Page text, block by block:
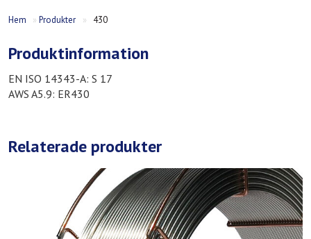
Hem »Produkter » 430
Produktinformation
EN ISO 14343-A: S 17
AWS A5.9: ER430
Relaterade produkter